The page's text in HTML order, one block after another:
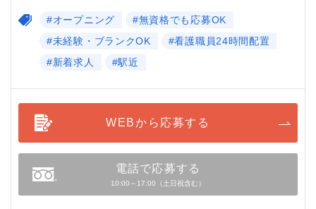
#オープニング
#無資格でも応募OK
#未経験・ブランクOK
#看護職員24時間配置
#新着求人
#駅近
WEBから応募する
電話で応募する
10:00～17:00（土日祝含む）